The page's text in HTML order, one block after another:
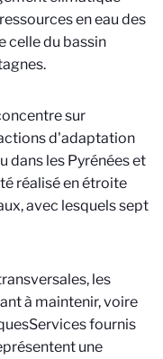
en eau des
celle du bassin
sur
d'adaptation
dans les Pyrénées et
réalisé en étroite
avec lesquels sept
les
à maintenir, voire
Services fournis
une